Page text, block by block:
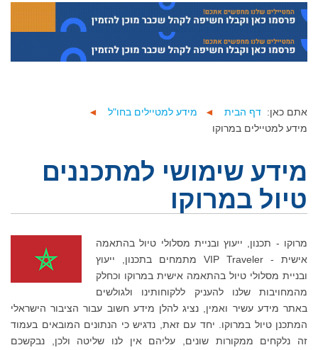
אתם כאן: דף הבית ◄ מידע למטיילים בחו"ל
◄
מידע למטיילים במרוקו
מידע שימושי למתכננים
טיול במרוקו
מרוקו - תכנון, ייעוץ ובניית מסלולי טיול בהתאמה
אישית - VIP Traveler
מתמחים בתכנון, ייעוץ
ובניית מסלולי טיול בהתאמה אישית במרוקו וכחלק
מהמחויבות שלנו להעניק ללקוחותינו ולגולשים
באתר מידע עשיר ואמין, נציג להלן מידע חשוב עבור הציבור הישראלי
המתכנן טיול במרוקו. יחד עם זאת, נדגיש כי הנתונים המובאים בעמוד
זה נלקחים ממקורות שונים, עליהם אין לנו שליטה ולכן, נבקשכם